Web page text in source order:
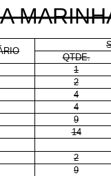
QTDE.
1
2
4
4
9
14
2
9